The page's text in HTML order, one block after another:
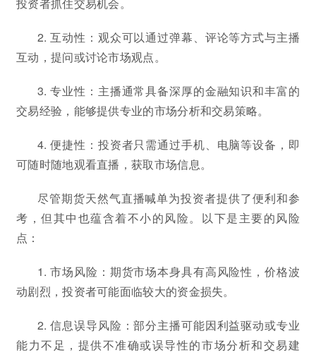
2. 互动性：观众可以通过弹幕、评论等方式与主播
互动，提问或讨论市场观点。
3. 专业性：主播通常具备深厚的金融知识和丰富的
交易经验，能够提供专业的市场分析和交易策略。
4. 便捷性：投资者只需通过手机、电脑等设备，即
可随时随地观看直播，获取市场信息。
尽管期货天然气直播喊单为投资者提供了便利和参
考，但其中也蕴含着不小的风险。以下是主要的风险
点：
1. 市场风险：期货市场本身具有高风险性，价格波
动剧烈，投资者可能面临较大的资金损失。
2. 信息误导风险：部分主播可能因利益驱动或专业
能力不足，提供不准确或误导性的市场分析和交易建